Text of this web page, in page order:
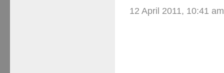
12 April 2011, 10:41 am